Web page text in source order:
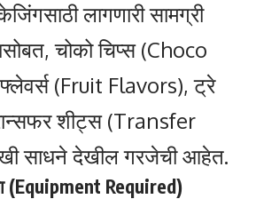
लागणारी सामग्री
चोको चिप्स (Choco
(Fruit Flavors), ट्रे
शीट्स (Transfer
साधने देखील गरजेची आहेत.
(Equipment Required)